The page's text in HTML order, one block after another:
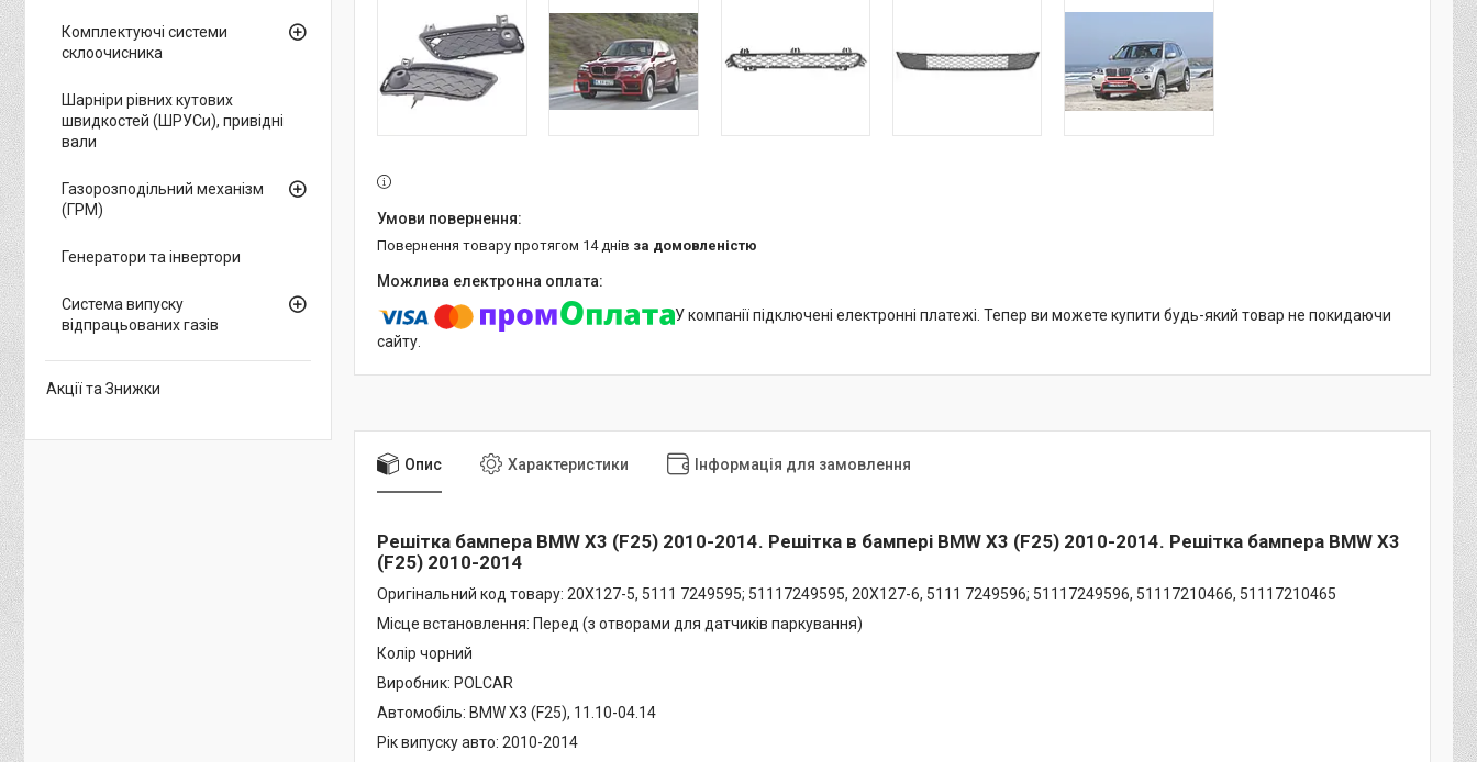
повернення товару протягом 14 днів за домовленістю
У компанії підключені електронні платежі. Тепер ви можете купити будь-який товар не покидаючи
сайту.
Опис Характеристики Інформація для замовлення
Решітка бампера BMW X3 (F25) 2010-2014. Решітка в бампері BMW X3 (F25) 2010-2014. Решітка бампера BMW X3
(F25) 2010-2014
Оригінальний код товару: 20X127-5, 5111 7249595; 51117249595, 20X127-6, 5111 7249596; 51117249596, 51117210466, 51117210465
Місце встановлення: Перед (з отворами для датчиків паркування)
Колір чорний
Виробник: POLCAR
Автомобіль: BMW X3 (F25), 11.10-04.14
Рік випуску авто: 2010-2014
Комплектуючі системи
склоочисника
Шарніри рівних кутових
швидкостей (ШРУСи), привідні
вали
Газорозподільний механізм
(ГРМ)
Генератори та інвертори
Система випуску
відпрацьованих газів
Акції та Знижки